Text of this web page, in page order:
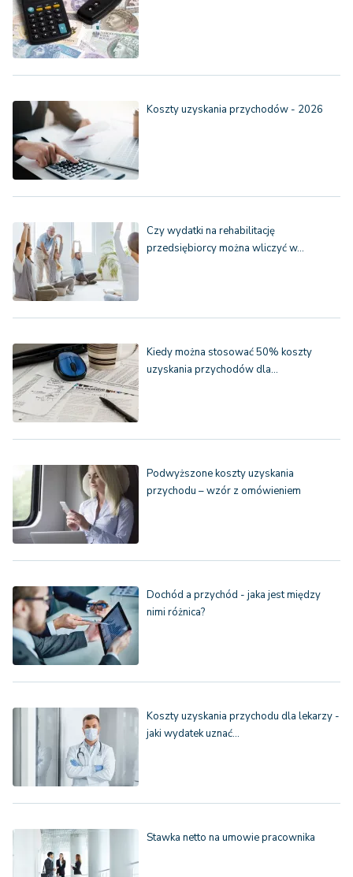
Koszty uzyskania przychodów - 2026
Czy wydatki na rehabilitację
przedsiębiorcy można wliczyć w…
Kiedy można stosować 50% koszty
uzyskania przychodów dla…
Podwyższone koszty uzyskania
przychodu – wzór z omówieniem
Dochód a przychód - jaka jest między
nimi różnica?
Koszty uzyskania przychodu dla lekarzy -
jaki wydatek uznać…
Stawka netto na umowie pracownika